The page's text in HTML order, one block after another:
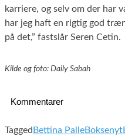
karriere, og selv om der har
har jeg haft en rigtig god
på det,” fastslår Seren Cetin.
Kilde og foto: Daily Sabah
Kommentarer
Tagged Bettina PalleBoksenyt